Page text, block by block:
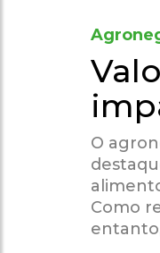
O
Como